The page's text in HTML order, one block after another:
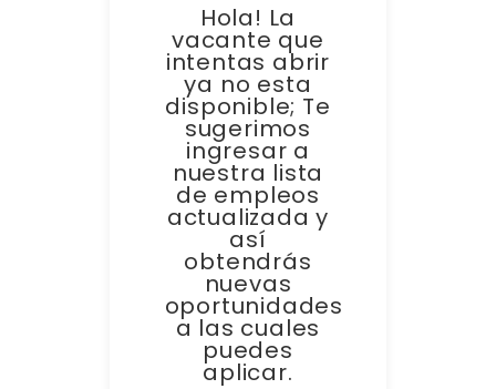
Hola! La
vacante que
intentas abrir
ya no esta
disponible; Te
sugerimos
ingresar a
nuestra lista
de empleos
actualizada y
así
obtendrás
nuevas
oportunidades
a las cuales
puedes
aplicar.